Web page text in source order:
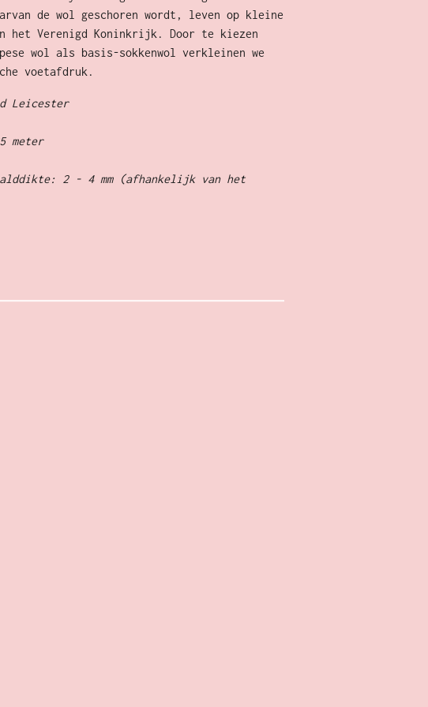
de wol geschoren wordt, leven op kleine
het Verenigd Koninkrijk. Door te kiezen
wol als basis-sokkenwol verkleinen we
voetafdruk.
Leicester
meter
2 - 4 mm (afhankelijk van het